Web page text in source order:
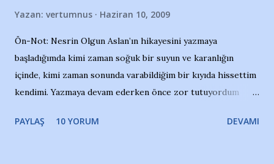
Yazan: vertumnus Haziran 10, 2009
Ön-Not: Nesrin Olgun Aslan’ın hikayesini yazmaya
başladığımda kimi zaman soğuk bir suyun ve karanlığın
içinde, kimi zaman sonunda varabildiğim bir kıyıda hissettim
kendimi. Yazmaya devam ederken önce zor tutuyordum
Yazımı, ağlayarak bitirebildim ancak…Kendisinin web
PAYLAŞ 10 YORUM DEVAMI